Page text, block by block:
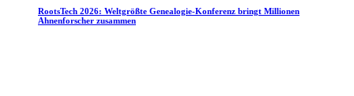
RootsTech 2026: Weltgrößte Genealogie-Konferenz bringt Millionen
Ahnenforscher zusammen